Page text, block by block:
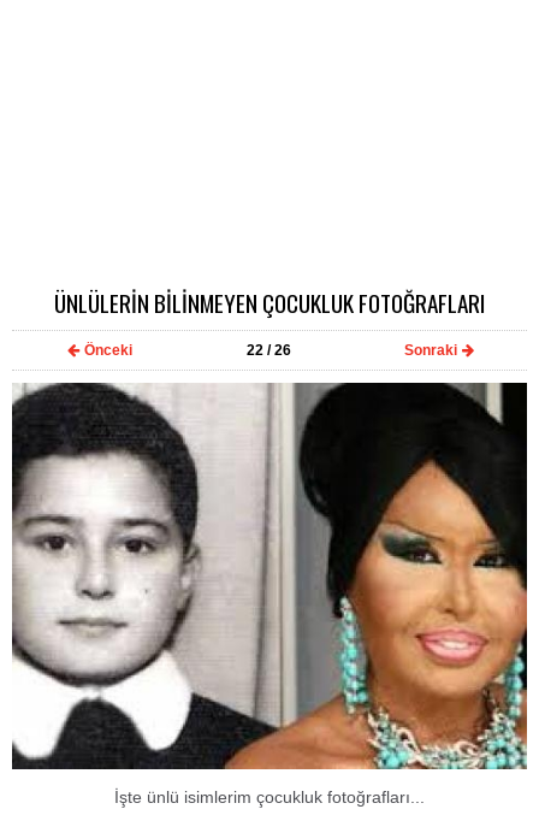
ÜNLÜLERİN BİLİNMEYEN ÇOCUKLUK FOTOĞRAFLARI
Önceki 22 / 26 Sonraki
İşte ünlü isimlerim çocukluk fotoğrafları...